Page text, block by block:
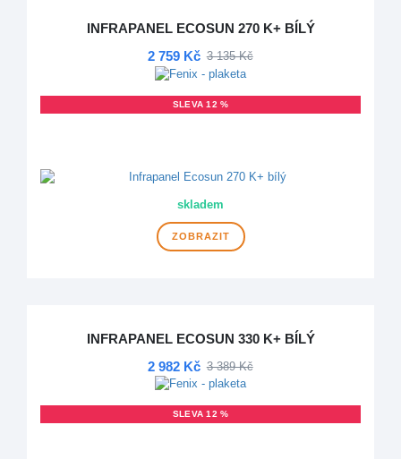
INFRAPANEL ECOSUN 270 K+ BÍLÝ
2 759 Kč 3 135 Kč
SLEVA 12 %
skladem
ZOBRAZIT
INFRAPANEL ECOSUN 330 K+ BÍLÝ
2 982 Kč 3 389 Kč
SLEVA 12 %